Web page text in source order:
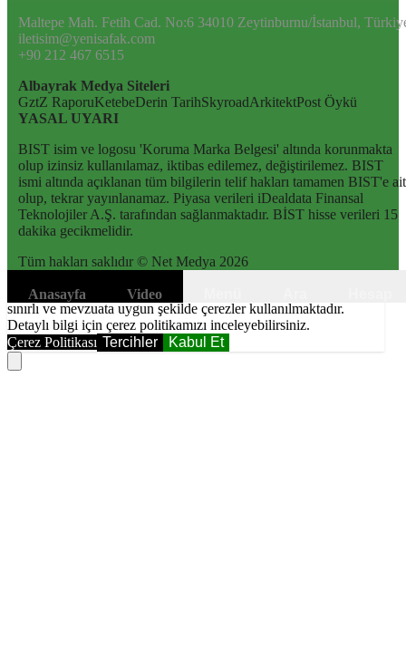
Maltepe Mah. Fetih Cad. No:6 34010 Zeytinburnu/İstanbul,
iletisim@yenisafak.com
+90 212 467 6515
Albayrak Medya Siteleri
GztZ RaporuKetebeDerin TarihSkyroadArkitektPost Öykü
YASAL UYARI
BIST isim ve logosu 'Koruma Marka Belgesi' altında korunmakta
olup izinsiz kullanılamaz, iktibas edilemez, değiştirilemez. BIST
ismi altında açıklanan tüm bilgilerin telif hakları tamamen BIST'e ait
olup, tekrar yayınlanamaz. Piyasa verileri iDealdata Finansal
Teknolojiler A.Ş. tarafından sağlanmaktadır. BİST hisse verileri 15
dakika gecikmelidir.
Tüm hakları saklıdır © Net Medya 2026
Anasayfa Video
6698 sayılı Kişisel Verilerin Korunması Kanunundaki amaçlar ile
sınırlı ve mevzuata uygun şekilde çerezler kullanılmaktadır.
Detaylı bilgi için çerez politikamızı inceleyebilirsiniz.
Çerez Politikası Tercihler Kabul Et